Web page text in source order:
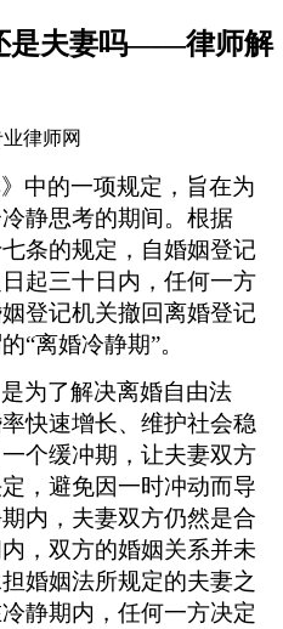
是夫妻吗——律师解
律师网
中的一项规定，旨在为
静思考的期间。根据
条的规定，自婚姻登记
起三十日内，任何一方
登记机关撤回离婚登记
“离婚冷静期”。
为了解决离婚自由法
快速增长、维护社会稳
个缓冲期，让夫妻双方
，避免因一时冲动而导
内，夫妻双方仍然是合
，双方的婚姻关系并未
婚姻法所规定的夫妻之
静期内，任何一方决定